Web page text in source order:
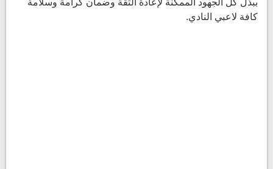
ببذل كل الجهود الممكنة لإعادة الثقة وضمان كرامة وسلامة
كافة لاعبي النادي.